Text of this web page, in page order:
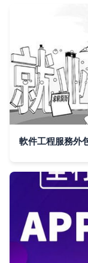
軟件工程服務外